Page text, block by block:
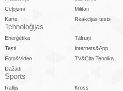
Ceļojumi
Militāri
Karte
Reakcijas tests
Tehnoloģijas
Enerģētika Tālruņi
Testi
Internets&App
Foto&Video
TV&Cita Tehnika
Dažādi
Sports
Rallijs Kross